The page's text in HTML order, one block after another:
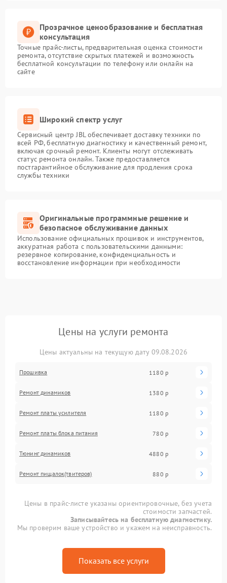
Прозрачное ценообразование и бесплатная
консультация
Точные прайс-листы, предварительная оценка стоимости
ремонта, отсутствие скрытых платежей и возможность
бесплатной консультации по телефону или онлайн на
сайте
Широкий спектр услуг
Сервисный центр JBL обеспечивает доставку техники по
всей РФ, бесплатную диагностику и качественный ремонт,
включая срочный ремонт. Клиенты могут отслеживать
статус ремонта онлайн. Также предоставляется
постгарантийное обслуживание для продления срока
службы техники
Оригинальные программные решение и
безопасное обслуживание данных
Использование официальных прошивок и инструментов,
аккуратная работа с пользовательскими данными:
резервное копирование, конфиденциальность и
восстановление информации при необходимости
Цены на услуги ремонта
Цены актуальны на текущую дату 09.08.2026
Прошивка 1180 р
Ремонт динамиков 1380 р
Ремонт платы усилителя 1180 р
Ремонт платы блока питания 780 р
Тюнинг динамиков 4880 р
Ремонт пищалок(твитеров) 880 р
Цены в прайс-листе указаны ориентировочные, без учета
стоимости запчастей.
Записывайтесь на бесплатную диагностику.
Мы проверим ваше устройство и укажем на неисправность.
Показать все услуги